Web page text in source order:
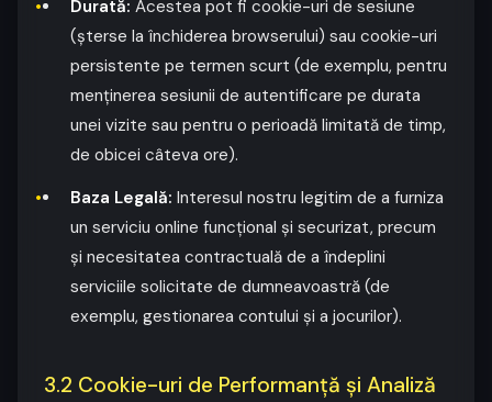
Durată: Acestea pot fi cookie-uri de sesiune
(șterse la închiderea browserului) sau cookie-uri
persistente pe termen scurt (de exemplu, pentru
menținerea sesiunii de autentificare pe durata
unei vizite sau pentru o perioadă limitată de timp,
de obicei câteva ore).
Baza Legală: Interesul nostru legitim de a furniza
un serviciu online funcțional și securizat, precum
și necesitatea contractuală de a îndeplini
serviciile solicitate de dumneavoastră (de
exemplu, gestionarea contului și a jocurilor).
3.2 Cookie-uri de Performanță și Analiză